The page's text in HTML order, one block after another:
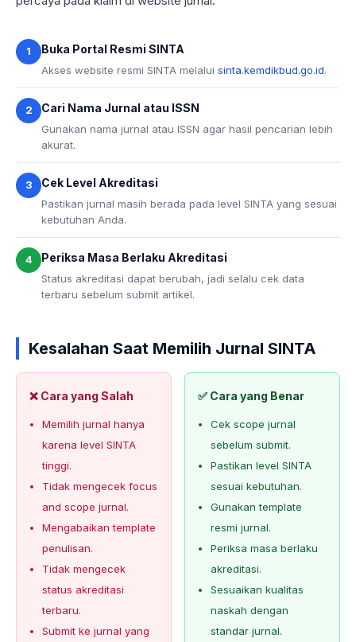
1 Buka Portal Resmi SINTA
Akses website resmi SINTA melalui sinta.kemdikbud.go.id.
2 Cari Nama Jurnal atau ISSN
Gunakan nama jurnal atau ISSN agar hasil pencarian lebih
akurat.
3 Cek Level Akreditasi
Pastikan jurnal masih berada pada level SINTA yang sesuai
kebutuhan Anda.
4 Periksa Masa Berlaku Akreditasi
Status akreditasi dapat berubah, jadi selalu cek data
terbaru sebelum submit artikel.
Kesalahan Saat Memilih Jurnal SINTA
❌ Cara yang Salah
Memilih jurnal hanya
karena level SINTA
tinggi.
Tidak mengecek focus
and scope jurnal.
Mengabaikan template
penulisan.
Tidak mengecek
status akreditasi
terbaru.
Submit ke jurnal yang
✅ Cara yang Benar
Cek scope jurnal
sebelum submit.
Pastikan level SINTA
sesuai kebutuhan.
Gunakan template
resmi jurnal.
Periksa masa berlaku
akreditasi.
Sesuaikan kualitas
naskah dengan
standar jurnal.